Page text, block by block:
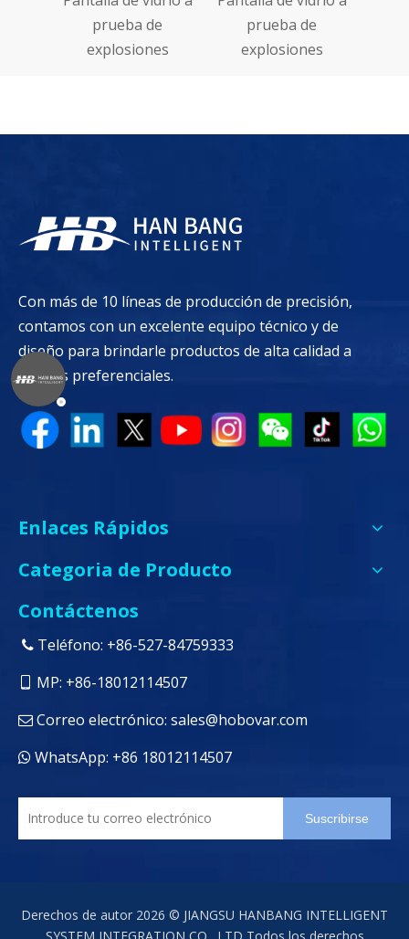
prueba de
explosiones
prueba de
explosiones
Con más de 10 líneas de producción de precisión,
contamos con un excelente equipo técnico y de
diseño para brindarle productos de alta calidad a
precios preferenciales.
Enlaces Rápidos
Categoria de Producto
Contáctenos
 Teléfono: +86-527-84759333
MP: +86-18012114507
 Correo electrónico: sales@hobovar.com
 WhatsApp: +86 18012114507
Suscribirse
Derechos de autor 2026 © JIANGSU HANBANG INTELLIGENT